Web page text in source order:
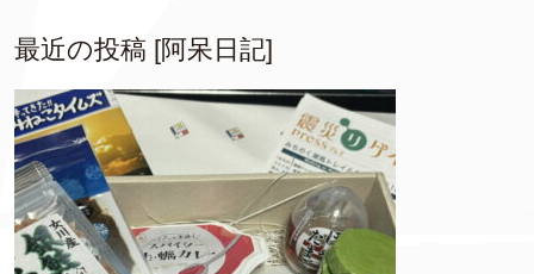
最近の投稿 [阿呆日記]